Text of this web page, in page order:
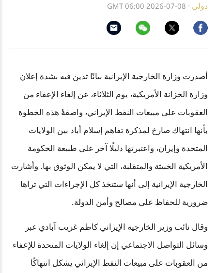
دولي ·
GMT 06:00 2026-07-08
أصدرت وزارة الخارجية الإيرانية بيانًا تدين فيه بشدة إعلان
وزارة الخزانة الأمريكية، يوم الثلاثاء، عن إلغاء الإعفاء من
العقوبات على مبيعات النفط الإيراني، واصفةً هذه الخطوة
بأنها انتهاك صارخ لمذكرة تفاهم إسلام أباد بين الولايات
المتحدة وإيران، واعتبرتها دليلًا آخر على طبيعة الحكومة
الأمريكية الخبيثة والمتقلبة، التي لا يمكن الوثوق بها. وأشارت
الخارجية الإيرانية إلى أنها ستتخذ كل الإجراءات التي تراها
ضرورية للحفاظ على مصالح وأمن الدولة.
وقال نائب وزير الخارجية الإيراني كاظم غريب آبادي عبر
وسائل التواصل الاجتماعي إن إلغاء الولايات المتحدة للإعفاء
من العقوبات على مبيعات النفط الإيراني يشكل انتهاكًا